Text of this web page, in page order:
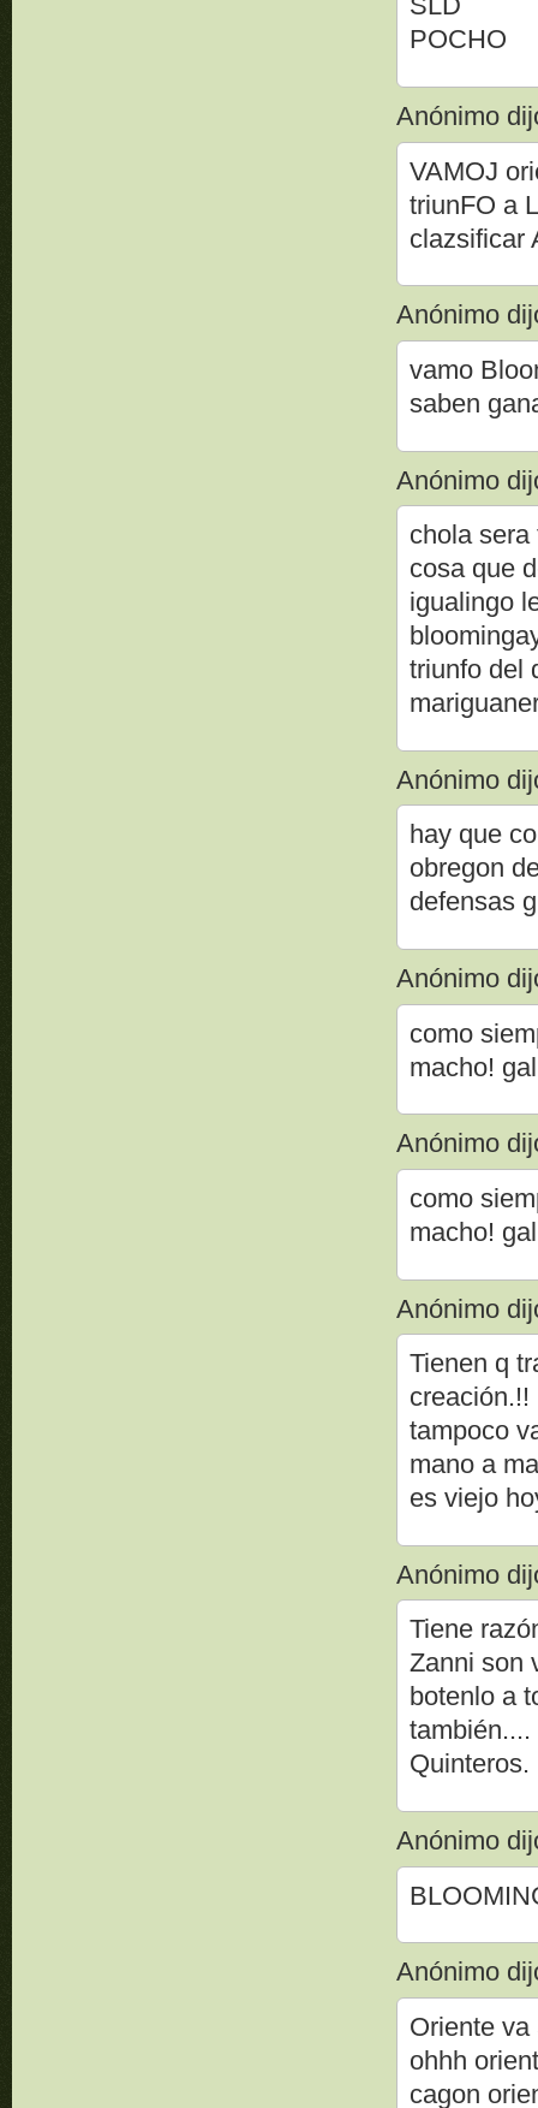
POCHO
Anónimo
VAMOJ
triunFO a
clazsificar
Anónimo
vamo
saben
Anónimo
chola
cosa que
igualingo
triunfo del
Anónimo
hay que
obregon
defensas
Anónimo
como
macho!
Anónimo
como
macho!
Anónimo
Tienen q
tampoco
mano a
es viejo
Anónimo
Tiene
Zanni son
botenlo a
Quinteros.
Anónimo
Anónimo
Oriente va
ohhh
cagon